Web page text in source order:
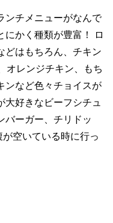
ンチメニューがなんで
にかく種類が豊富！ ロ
どはもちろん、チキン
オレンジチキン、もち
ンなど色々チョイスが
好きなビーフシチュ
バーガー、チリドッ
空いている時に行っ